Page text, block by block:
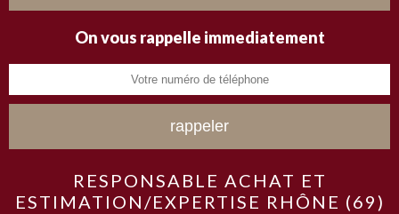
On vous rappelle immediatement
RESPONSABLE ACHAT ET
ESTIMATION/EXPERTISE RHÔNE (69)